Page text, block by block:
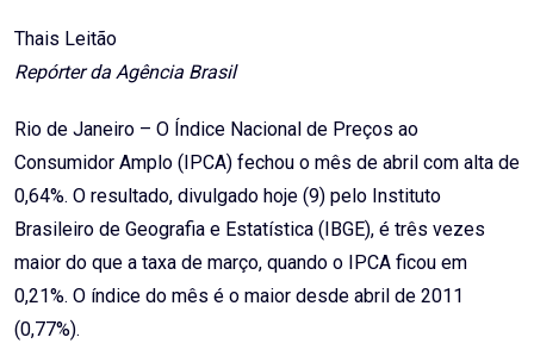
Thais Leitão
Repórter da Agência Brasil
Rio de Janeiro – O Índice Nacional de Preços ao
Consumidor Amplo (IPCA) fechou o mês de abril com alta de
0,64%. O resultado, divulgado hoje (9) pelo Instituto
Brasileiro de Geografia e Estatística (IBGE), é três vezes
maior do que a taxa de março, quando o IPCA ficou em
0,21%. O índice do mês é o maior desde abril de 2011
(0,77%).